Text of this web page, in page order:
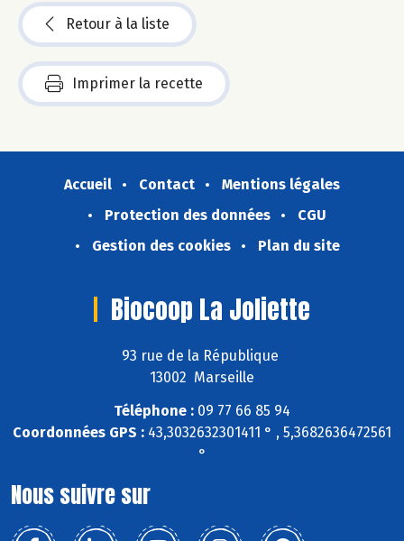
Retour à la liste
Imprimer la recette
Accueil Contact
Mentions légales
Protection des données
CGU
Gestion des cookies
Plan du site
Biocoop La Joliette
93 rue de la République
13002 Marseille
Téléphone : 09 77 66 85 94
Coordonnées GPS : 43,3032632301411 ° , 5,3682636472561
°
Nous suivre sur